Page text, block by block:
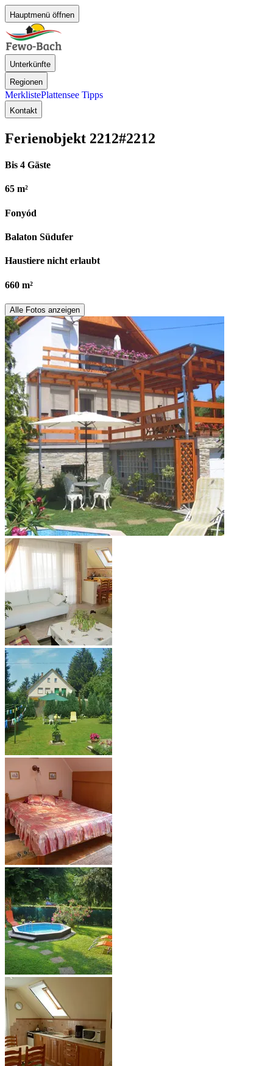
Hauptmenü öffnen
Unterkünfte
Regionen
MerklistePlattensee Tipps
Kontakt
Ferienobjekt 2212#2212
Bis 4 Gäste
65 m²
Fonyód
Balaton Südufer
Haustiere nicht erlaubt
660 m²
Alle Fotos anzeigen